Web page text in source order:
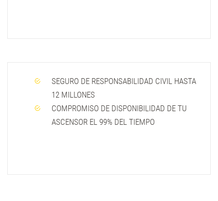
SEGURO DE RESPONSABILIDAD CIVIL HASTA
12 MILLONES
COMPROMISO DE DISPONIBILIDAD DE TU
ASCENSOR EL 99% DEL TIEMPO